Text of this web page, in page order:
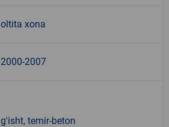
oltita xona
2000-2007
g'isht, temir-beton